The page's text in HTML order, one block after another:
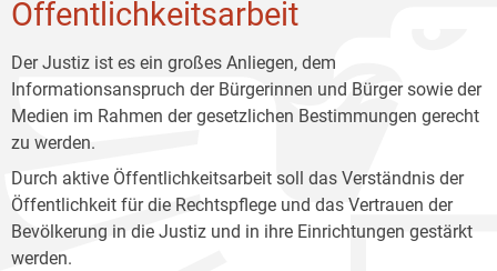
Öffentlichkeitsarbeit
Der Justiz ist es ein großes Anliegen, dem
Informationsanspruch der Bürgerinnen und Bürger sowie der
Medien im Rahmen der gesetzlichen Bestimmungen gerecht
zu werden.
Durch aktive Öffentlichkeitsarbeit soll das Verständnis der
Öffentlichkeit für die Rechtspflege und das Vertrauen der
Bevölkerung in die Justiz und in ihre Einrichtungen gestärkt
werden.